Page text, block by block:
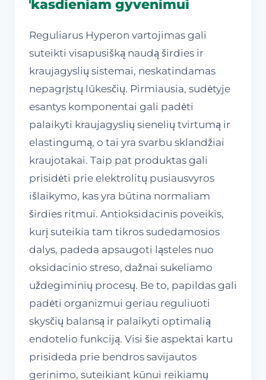
kasdieniam gyvenimui
Reguliarus Hyperon vartojimas gali
suteikti visapusišką naudą širdies ir
kraujagyslių sistemai, neskatindamas
nepagrįstų lūkesčių. Pirmiausia, sudėtyje
esantys komponentai gali padėti
palaikyti kraujagyslių sienelių tvirtumą ir
elastingumą, o tai yra svarbu sklandžiai
kraujotakai. Taip pat produktas gali
prisidėti prie elektrolitų pusiausvyros
išlaikymo, kas yra būtina normaliam
širdies ritmui. Antioksidacinis poveikis,
kurį suteikia tam tikros sudedamosios
dalys, padeda apsaugoti ląsteles nuo
oksidacinio streso, dažnai sukeliamo
uždegiminių procesų. Be to, papildas gali
padėti organizmui geriau reguliuoti
skysčių balansą ir palaikyti optimalią
endotelio funkciją. Visi šie aspektai kartu
prisideda prie bendros savijautos
gerinimo, suteikiant kūnui reikiamų